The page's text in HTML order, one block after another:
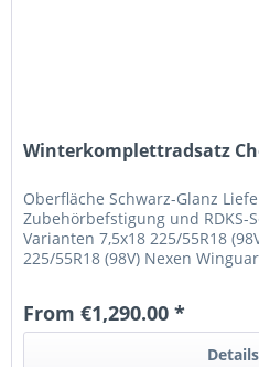
Winterkomplettradsatz
Oberfläche Schwarz-Glanz
Zubehörbefstigung und RDKS-
Varianten 7,5x18 225/55R18
225/55R18 (98V) Nexen
From €1,290.00 *
Details